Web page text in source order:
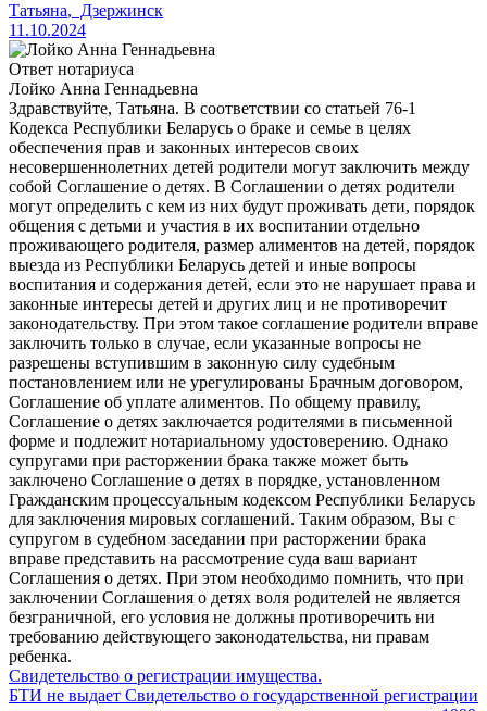
Татьяна, Дзержинск
11.10.2024
Ответ нотариуса
Лойко Анна Геннадьевна
Здравствуйте, Татьяна. В соответствии со статьей 76-1
Кодекса Республики Беларусь о браке и семье в целях
обеспечения прав и законных интересов своих
несовершеннолетних детей родители могут заключить между
собой Соглашение о детях. В Соглашении о детях родители
могут определить с кем из них будут проживать дети, порядок
общения с детьми и участия в их воспитании отдельно
проживающего родителя, размер алиментов на детей, порядок
выезда из Республики Беларусь детей и иные вопросы
воспитания и содержания детей, если это не нарушает права и
законные интересы детей и других лиц и не противоречит
законодательству. При этом такое соглашение родители вправе
заключить только в случае, если указанные вопросы не
разрешены вступившим в законную силу судебным
постановлением или не урегулированы Брачным договором,
Соглашение об уплате алиментов. По общему правилу,
Соглашение о детях заключается родителями в письменной
форме и подлежит нотариальному удостоверению. Однако
супругами при расторжении брака также может быть
заключено Соглашение о детях в порядке, установленном
Гражданским процессуальным кодексом Республики Беларусь
для заключения мировых соглашений. Таким образом, Вы с
супругом в судебном заседании при расторжении брака
вправе представить на рассмотрение суда ваш вариант
Соглашения о детях. При этом необходимо помнить, что при
заключении Соглашения о детях воля родителей не является
безграничной, его условия не должны противоречить ни
требованию действующего законодательства, ни правам
ребенка.
Свидетельство о регистрации имущества.
БТИ не выдает Свидетельство о государственной регистрации